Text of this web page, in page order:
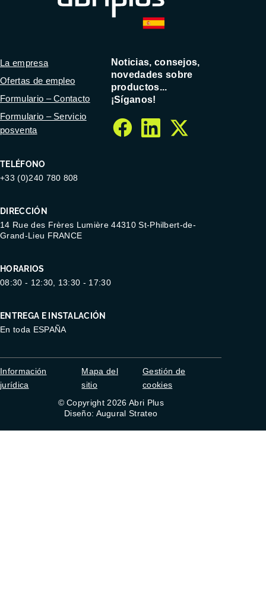
TELÉFONO
+33 (0)240 780 808
DIRECCIÓN
14 Rue des Frères Lumière 44310 St-Philbert-de-
Grand-Lieu FRANCE
HORARIOS
08:30 - 12:30, 13:30 - 17:30
ENTREGA E INSTALACIÓN
En toda ESPAÑA
La empresa
Ofertas de empleo
Formulario – Contacto
Formulario – Servicio
posventa
Noticias, consejos,
novedades sobre
productos...
¡Síganos!
facebook
linkedin
twitter
Información
jurídica
Mapa del
sitio
Gestión de
cookies
© Copyright 2026 Abri Plus
Diseño: Augural Strateo